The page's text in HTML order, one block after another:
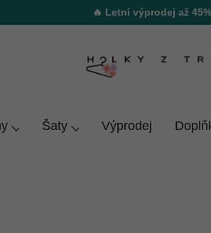
🔥 Letní výprodej až 45%
Šaty Výprodej